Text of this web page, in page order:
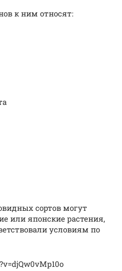
к ним относят:
сортов могут
или японские растения,
условиям по